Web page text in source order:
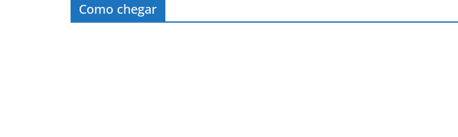
Como chegar